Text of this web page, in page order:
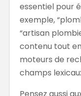
essentiel pour
exemple,
“artisan
contenu tout
moteurs de
champs